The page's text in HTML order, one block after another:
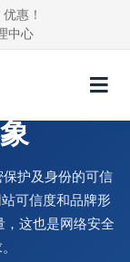
惠！
中心
网站安
护及身份的可信
可信度和品牌形
，这也是网络安全